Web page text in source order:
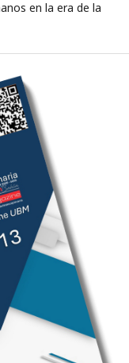
en la era de la